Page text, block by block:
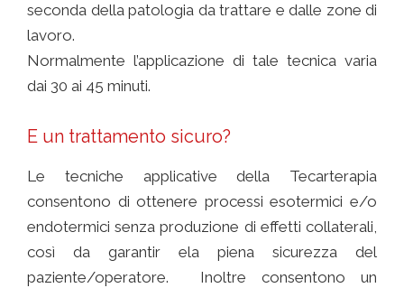
seconda della patologia da trattare e dalle zone di
lavoro.
Normalmente l’applicazione di tale tecnica varia
dai 30 ai 45 minuti.
E un trattamento sicuro?
Le tecniche applicative della Tecarterapia
consentono di ottenere processi esotermici e/o
endotermici senza produzione di effetti collaterali,
così da garantir ela piena sicurezza del
paziente/operatore. Inoltre consentono un